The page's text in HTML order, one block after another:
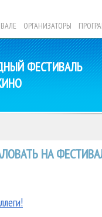
ОРГАНИЗАТОРЫ
ФЕСТИВАЛЬ
НА